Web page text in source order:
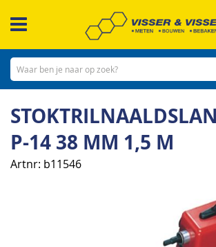
naar
inhoud
P-14 38 MM 1,5 M
Artnr b11546